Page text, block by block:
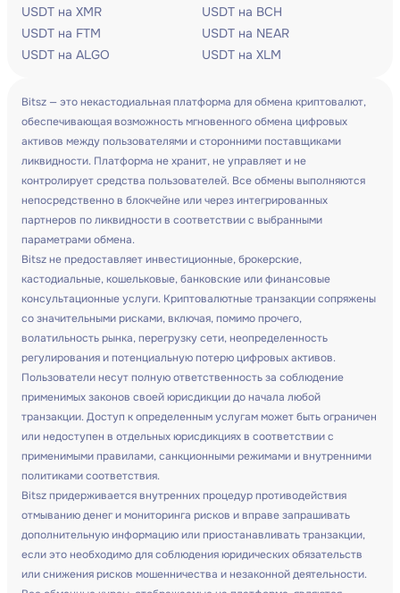
USDT на XMR
USDT на BCH
USDT на FTM
USDT на NEAR
USDT на ALGO
USDT на XLM
Bitsz — это некастодиальная платформа для обмена криптовалют,
обеспечивающая возможность мгновенного обмена цифровых
активов между пользователями и сторонними поставщиками
ликвидности. Платформа не хранит, не управляет и не
контролирует средства пользователей. Все обмены выполняются
непосредственно в блокчейне или через интегрированных
партнеров по ликвидности в соответствии с выбранными
параметрами обмена.
Bitsz не предоставляет инвестиционные, брокерские,
кастодиальные, кошельковые, банковские или финансовые
консультационные услуги. Криптовалютные транзакции сопряжены
со значительными рисками, включая, помимо прочего,
волатильность рынка, перегрузку сети, неопределенность
регулирования и потенциальную потерю цифровых активов.
Пользователи несут полную ответственность за соблюдение
применимых законов своей юрисдикции до начала любой
транзакции. Доступ к определенным услугам может быть ограничен
или недоступен в отдельных юрисдикциях в соответствии с
применимыми правилами, санкционными режимами и внутренними
политиками соответствия.
Bitsz придерживается внутренних процедур противодействия
отмыванию денег и мониторинга рисков и вправе запрашивать
дополнительную информацию или приостанавливать транзакции,
если это необходимо для соблюдения юридических обязательств
или снижения рисков мошенничества и незаконной деятельности.